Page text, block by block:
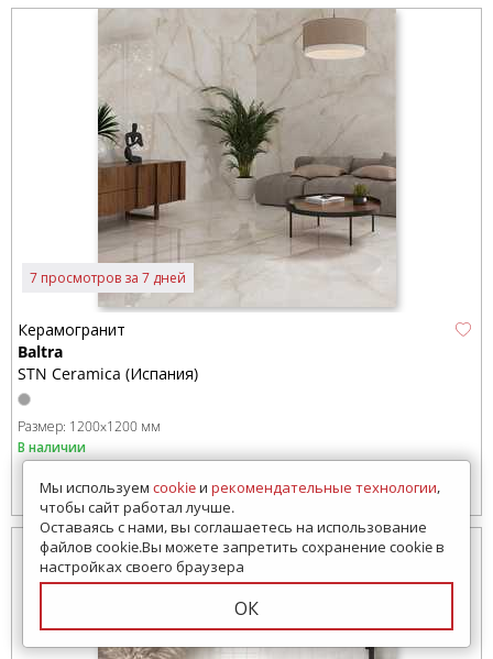
7 просмотров за 7 дней
Керамогранит
Baltra
STN Ceramica (Испания)
Размер: 1200x1200 мм
В наличии
Цена от:7545руб.
Мы используем cookieи рекомендательные технологии,
чтобы сайт работал лучше.
Оставаясь с нами, вы соглашаетесь на использование
файлов cookie.Вы можете запретить сохранение cookie в
настройках своего браузера
ОК